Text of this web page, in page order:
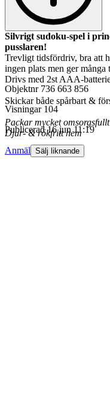
Silvrigt sudoku-spel i
pusslaren!
Trevligt tidsfördriv, bra att
ingen plats men ger
Drivs med 2st AAA-
Skickar både spårbart &
Packar mycket omsorgsfullt
Djur- & rökfritt hem
Objektnr 736 663 856
Visningar 104
Publicerad 16 jun 11:19
Anmäl Sälj liknande